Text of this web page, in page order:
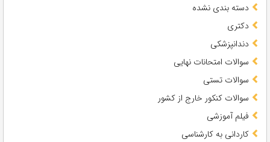
دسته بندی نشده
دکتری
دندانپزشکی
سوالات امتحانات نهایی
سوالات تستی
سوالات کنکور خارج از کشور
فیلم آموزشی
کاردانی به کارشناسی